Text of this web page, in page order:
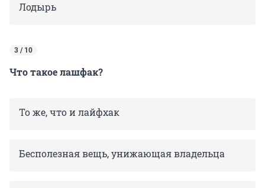
Лодырь
3 / 10
Что такое лашфак?
То же, что и лайфхак
Бесполезная вещь, унижающая владельца